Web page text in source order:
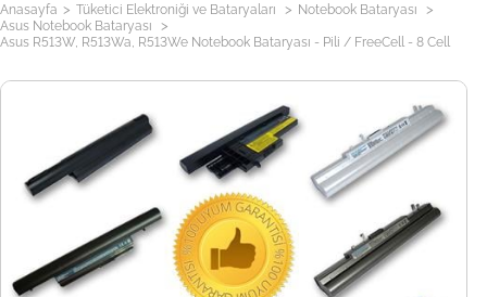
Anasayfa > Tüketici Elektroniği ve Bataryaları > Notebook Bataryası >
Asus Notebook Bataryası >
Asus R513W, R513Wa, R513We Notebook Bataryası - Pili / FreeCell - 8 Cell